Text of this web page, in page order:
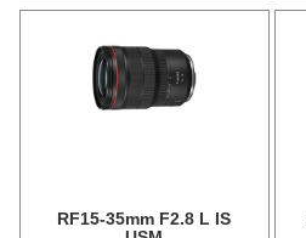
RF15-35mm F2.8 L IS